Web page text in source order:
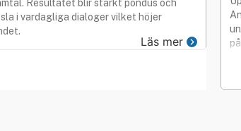
Resultatet blir stärkt pondus och
i vardagliga dialoger vilket höjer
Läs mer